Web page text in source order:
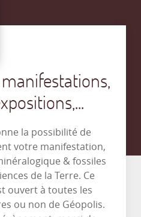
la possibilité de
votre manifestation,
& fossiles
de la Terre. Ce
ouvert à toutes les
ou non de Géopolis.